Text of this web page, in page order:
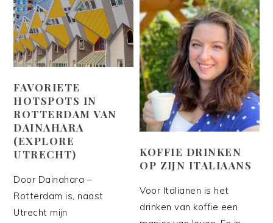
FAVORIETE
HOTSPOTS IN
ROTTERDAM VAN
DAINAHARA
(EXPLORE
UTRECHT)
Door Dainahara –
Rotterdam is, naast
Utrecht mijn
KOFFIE DRINKEN
OP ZIJN ITALIAANS
Voor Italianen is het
drinken van koffie een